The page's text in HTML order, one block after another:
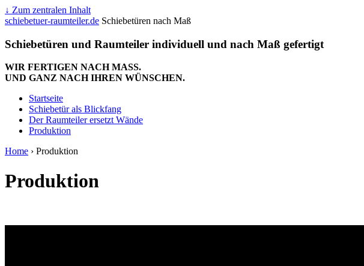
↓ Zum zentralen Inhalt
schiebetuer-raumteiler.de Schiebetüren nach Maß
Schiebetüren und Raumteiler individuell und nach Maß gefertigt
WIR FERTIGEN NACH MASS.
UND GANZ NACH IHREN WÜNSCHEN.
Startseite
Schiebetür als Blickfang
Der Raumteiler ersetzt Wände
Produktion
Home › Produktion
Produktion